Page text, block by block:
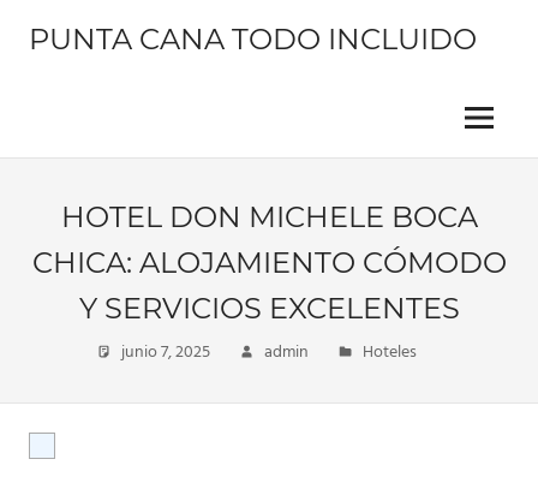
PUNTA CANA TODO INCLUIDO
hermoso
Menu
HOTEL DON MICHELE BOCA
CHICA: ALOJAMIENTO CÓMODO
Y SERVICIOS EXCELENTES
junio 7, 2025 admin Hoteles